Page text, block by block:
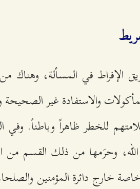
الإفراط في المسألة، وهناك
والاستفادة غير الصحيحة
للخطر ظاهراً وباطناً.
وحرَمها من ذلك القسم من
خارج دائرة المؤمنين